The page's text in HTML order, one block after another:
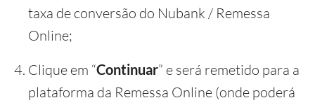
taxa de conversão do Nubank / Remessa
Online;
Clique em “Continuar” e será remetido para a
plataforma da Remessa Online (onde poderá